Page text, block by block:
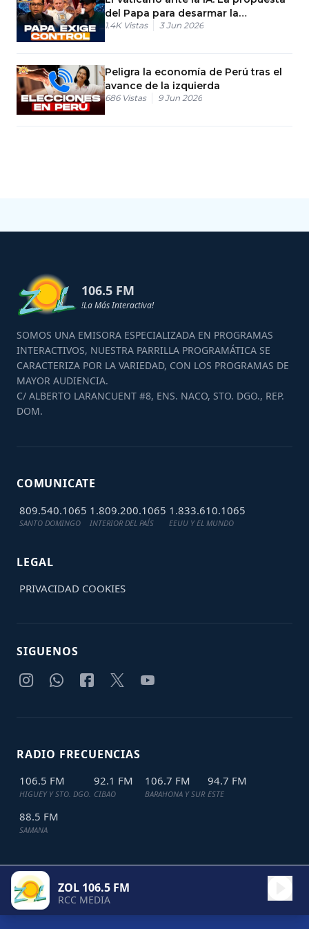
del Papa para desarmar la
tecnología
1.4K Vistas 3 Jun 2026
Peligra la economía de Perú tras el
avance de la izquierda
686 Vistas 9 Jun 2026
106.5 FM
!La Más Interactiva!
SOMOS UNA EMISORA ESPECIALIZADA EN PROGRAMAS
INTERACTIVOS, NUESTRA PARRILLA PROGRAMÁTICA SE
CARACTERIZA POR LA VARIEDAD, CON LOS PROGRAMAS DE
MAYOR AUDIENCIA.
C/ ALBERTO LARANCUENT #8, ENS. NACO, STO. DGO., REP.
DOM.
COMUNICATE
809.540.1065
SANTO DOMINGO
1.809.200.1065
INTERIOR DEL PAÍS
1.833.610.1065
EEUU Y EL MUNDO
LEGAL
PRIVACIDAD COOKIES
SIGUENOS
RADIO FRECUENCIAS
106.5 FM
HIGUEY Y STO. DGO.
92.1 FM
CIBAO
106.7 FM
BARAHONA Y SUR
94.7 FM
ESTE
88.5 FM
SAMANA
TODOS LOS DERECHOS RESERVADOS © 2024
ZOL 106.5 FM
RCC MEDIA